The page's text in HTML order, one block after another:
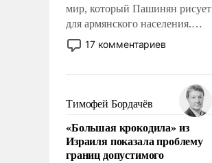
мир, который Пашинян рисует
для армянского населения.
Мир, где политические
прожекты будут безусловно
налогоплательщиков и где
Еревану за свои поступки не
нужно отвечать.
17 комментариев
Тимофей Бордачёв
«Большая крокодила» из
Израиля показала проблему
границ допустимого